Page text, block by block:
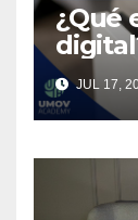
¿Qué
JUL 17,